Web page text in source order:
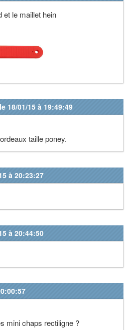
et le maillet hein
18/01/15 à 19:49:49
taille poney.
à 20:23:27
à 20:44:50
mini chaps rectiligne ?